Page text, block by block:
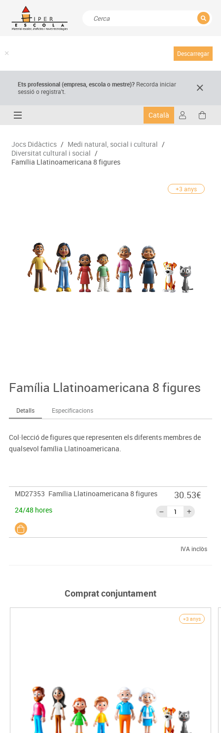
Descarregar
Ets professional (empresa,escola o mestre)? Recorda iniciar
sessió o registra't.
Català
Jocs Didàctics / Medi natural, social i cultural /
Diversitat cultural i social /
Família Llatinoamericana 8 figures
+3 anys
Família Llatinoamericana 8 figures
Detalls Especificacions
Col·lecció de figures que representen els diferents membres de
qualsevol família Llatinoamericana.
MD27353 Família Llatinoamericana 8 figures
24/48 hores
30.53€
IVA inclòs
Comprat conjuntament
+3 anys